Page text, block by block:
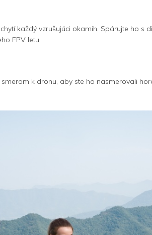
každý vzrušujúci okamih. Spárujte ho s
FPV letu.
k dronu, aby ste ho nasmerovali